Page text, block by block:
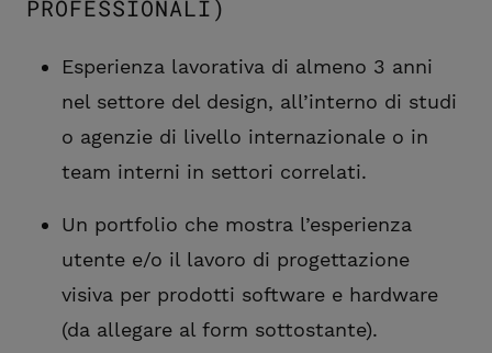
PROFESSIONALI)
Esperienza lavorativa di almeno 3 anni
nel settore del design, all’interno di studi
o agenzie di livello internazionale o in
team interni in settori correlati.
Un portfolio che mostra l’esperienza
utente e/o il lavoro di progettazione
visiva per prodotti software e hardware
(da allegare al form sottostante).